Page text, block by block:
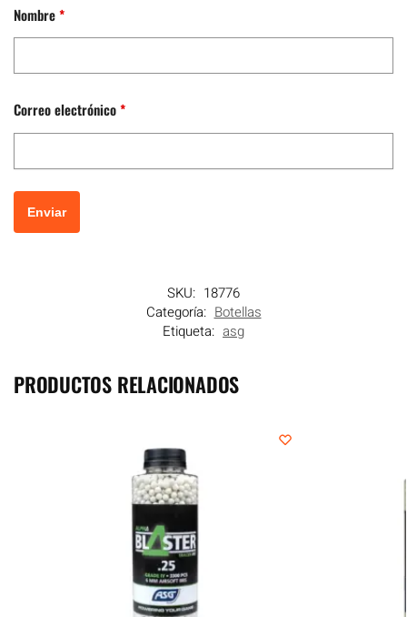
Nombre*
Correo electrónico*
SKU: 18776
Categoría: Botellas
Etiqueta: asg
PRODUCTOS RELACIONADOS